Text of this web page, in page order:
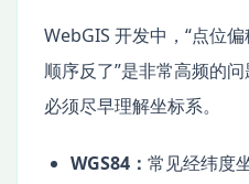
WebGIS 开发中，“点位
顺序反了”是非常高频的
必须尽早理解坐标系。
WGS84： 常见经纬度